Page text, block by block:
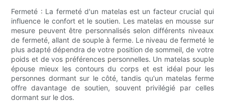
Fermeté : La fermeté d'un matelas est un facteur crucial qui
influence le confort et le soutien. Les matelas en mousse sur
mesure peuvent être personnalisés selon différents niveaux
de fermeté, allant de souple à ferme. Le niveau de fermeté le
plus adapté dépendra de votre position de sommeil, de votre
poids et de vos préférences personnelles. Un matelas souple
épouse mieux les contours du corps et est idéal pour les
personnes dormant sur le côté, tandis qu'un matelas ferme
offre davantage de soutien, souvent privilégié par celles
dormant sur le dos.